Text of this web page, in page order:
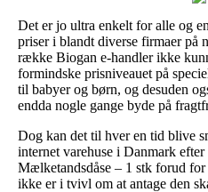
Det er jo ultra enkelt for alle og
priser i blandt diverse firmaer på
række Biogan e-handler ikke
formindske prisniveauet på
til babyer og børn, og desuden
endda nogle gange byde på
Dog kan det til hver en tid blive
internet varehuse i Danmark
Mælketandsdåse – 1 stk forud for
ikke er i tvivl om at antage den